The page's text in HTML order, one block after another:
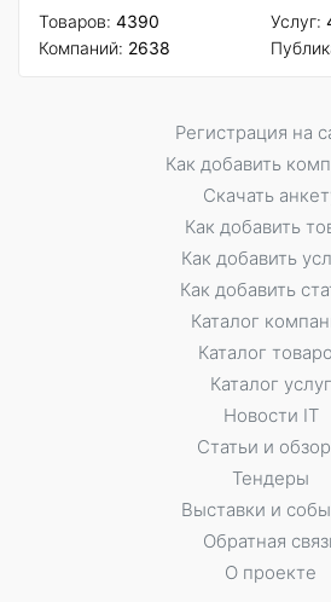
Товаров: 4390
Компаний: 2638
Услуг:
Регистрация на
Как добавить
Скачать
Как добавить
Как добавить
Как добавить
Каталог
Каталог
Каталог услуг
Новости IT
Статьи и
Тендеры
Выставки и
Обратная
О проекте